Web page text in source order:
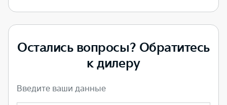
Остались вопросы? Обратитесь
к дилеру
Введите ваши данные